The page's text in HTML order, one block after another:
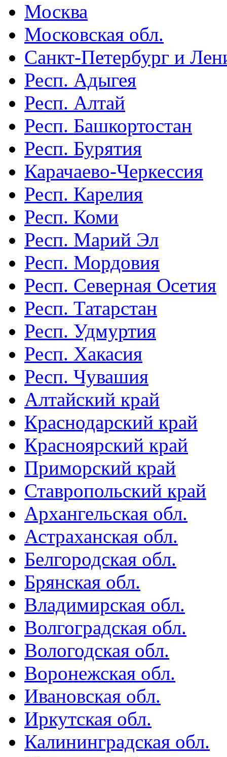
Москва
Московская обл.
Санкт-Петербург и
Респ. Адыгея
Респ. Алтай
Респ. Башкортостан
Респ. Бурятия
Карачаево-Черкессия
Респ. Карелия
Респ. Коми
Респ. Марий Эл
Респ. Мордовия
Респ. Северная Осетия
Респ. Татарстан
Респ. Удмуртия
Респ. Хакасия
Респ. Чувашия
Алтайский край
Краснодарский край
Красноярский край
Приморский край
Ставропольский край
Архангельская обл.
Астраханская обл.
Белгородская обл.
Брянская обл.
Владимирская обл.
Волгоградская обл.
Вологодская обл.
Воронежская обл.
Ивановская обл.
Иркутская обл.
Калининградская обл.